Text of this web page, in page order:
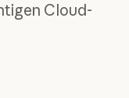
Cloud-